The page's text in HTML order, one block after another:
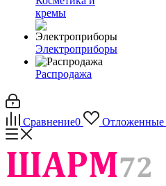
кремы
Электроприборы
Распродажа
Сравнение0 Отложенные